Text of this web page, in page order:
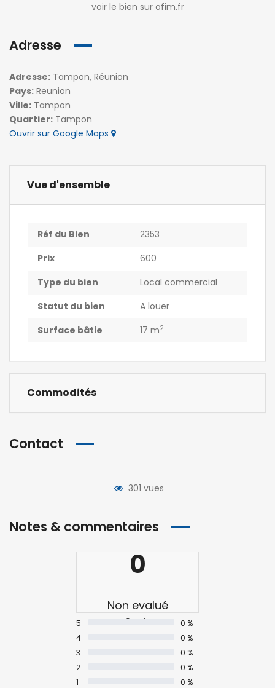
voir le bien sur ofim.fr
Adresse
Adresse: Tampon, Réunion
Pays: Reunion
Ville: Tampon
Quartier: Tampon
Ouvrir sur Google Maps
Vue d'ensemble
Réf du Bien
2353
Prix
600
Type du bien
Local commercial
Statut du bien
A louer
Surface bâtie
17 m2
Commodités
Contact
301 vues
Notes & commentaires
0
Non evalué
0 Avis
5
0 %
4
0 %
3
0 %
2
0 %
1
0 %